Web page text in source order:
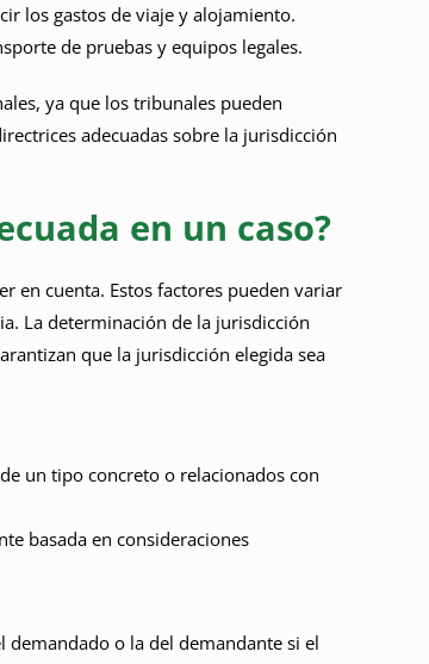
los gastos de viaje y alojamiento.
de pruebas y equipos legales.
ya que los tribunales pueden
adecuadas sobre la jurisdicción
en un caso?
en cuenta. Estos factores pueden variar
La determinación de la jurisdicción
que la jurisdicción elegida sea
un tipo concreto o relacionados con
basada en consideraciones
demandado o la del demandante si el